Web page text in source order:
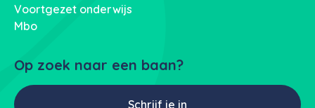
Voortgezet onderwijs
Mbo
Op zoek naar een baan?
Schrijf je in